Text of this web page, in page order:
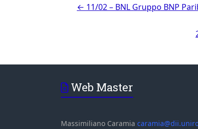
← 11/02 – BNL Gruppo BNP
Web Master
Massimiliano Caramia